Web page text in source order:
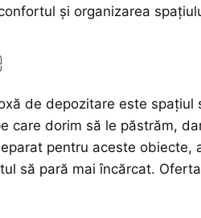
și organizarea
de depozitare este spațiul
care dorim să le păstrăm,
pentru aceste obiecte,
să pară mai încărcat.